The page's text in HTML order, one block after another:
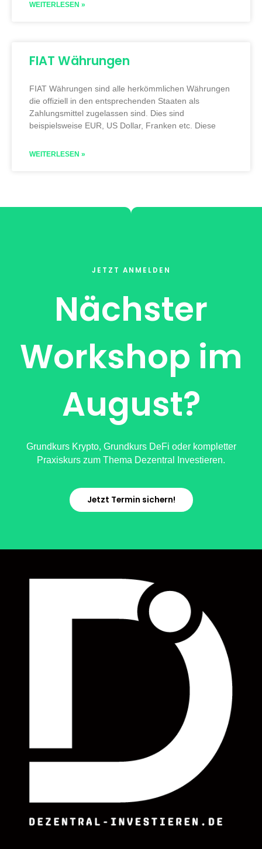
WEITERLESEN »
FIAT Währungen
FIAT Währungen sind alle herkömmlichen Währungen
die offiziell in den entsprechenden Staaten als
Zahlungsmittel zugelassen sind. Dies sind
beispielsweise EUR, US Dollar, Franken etc. Diese
WEITERLESEN »
JETZT ANMELDEN
Nächster
Workshop im
August?
Grundkurs Krypto, Grundkurs DeFi oder kompletter
Praxiskurs zum Thema Dezentral Investieren.
Jetzt Termin sichern!